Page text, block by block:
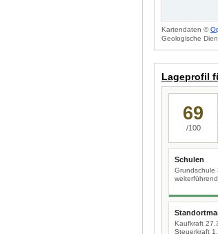
Kartendaten ©
Geologische
Lageprofil
69
/100
Schulen
Grundschule
Kaufkraft
Steuerkraft